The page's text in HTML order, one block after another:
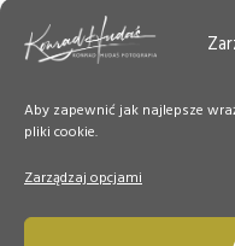
Aby zapewnić jak najlepsze
pliki cookie.
Zarządzaj opcjami